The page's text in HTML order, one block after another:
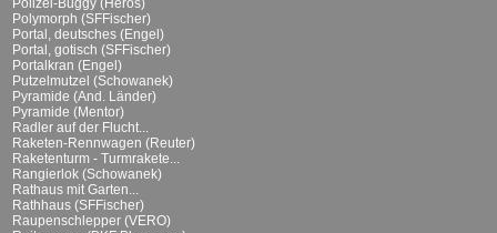
Polizei-Buggy (Heros)
Polymorph (SFFischer)
Portal, deutsches (Engel)
Portal, gotisch (SFFischer)
Portalkran (Engel)
Putzelmutzel (Schowanek)
Pyramide (And. Länder)
Pyramide (Mentor)
Radler auf der Flucht...
Raketen-Rennwagen (Reuter)
Raketenturm - Turmrakete...
Rangierlok (Schowanek)
Rathaus mit Garten...
Rathhaus (SFFischer)
Raupenschlepper (VERO)